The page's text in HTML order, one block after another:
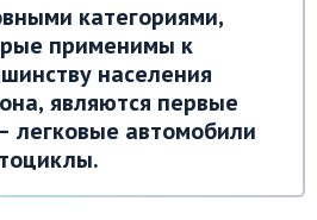
категориями,
применимы к
населения
являются первые
легковые автомобили